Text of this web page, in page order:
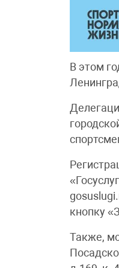
В этом
кнопку
Также,